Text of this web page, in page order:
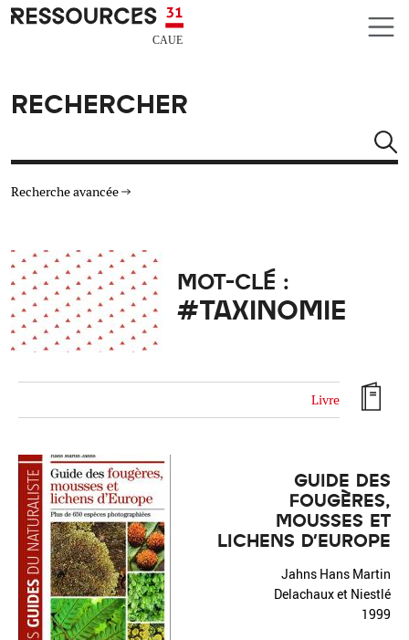
Aller au contenu principal
CAUE RESSOURCES 31
RECHERCHER
Recherche avancée
TYPE DE RESSOURCES
MATÉRIAUX
Réinitialiser Fermer la recherche avancée
MOT-CLÉ :
#TAXINOMIE
Livre
GUIDE DES
FOUGÈRES,
MOUSSES ET
LICHENS D'EUROPE
Jahns Hans Martin
Delachaux et Niestlé
1999